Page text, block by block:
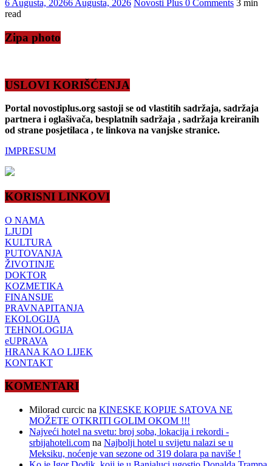
6 Augusta, 20266 Augusta, 2026 Novosti Plus 0 Comments 3 min
read
Zipa photo
USLOVI KORIŠĆENJA
Portal novostiplus.org sastoji se od vlastitih sadržaja, sadržaja
partnera i oglašivača, besplatnih sadržaja , sadržaja kreiranih
od strane posjetilaca , te linkova na vanjske stranice.
IMPRESUM
KORISNI LINKOVI
O NAMA
LJUDI
KULTURA
PUTOVANJA
ŽIVOTINJE
DOKTOR
KOZMETIKA
FINANSIJE
PRAVNAPITANJA
EKOLOGIJA
TEHNOLOGIJA
eUPRAVA
HRANA KAO LIJEK
KONTAKT
KOMENTARI
Milorad curcic na KINESKE KOPIJE SATOVA NE
MOŽETE OTKRITI GOLIM OKOM !!!
Najveći hotel na svetu: broj soba, lokacija i rekordi -
srbijahoteli.com na Najbolji hotel u svijetu nalazi se u
Meksiku, noćenje van sezone od 319 dolara pa naviše !